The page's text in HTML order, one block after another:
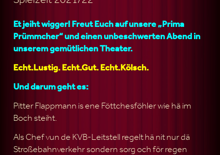
Et jeiht wigger!Freut Euch auf unsere „Prima
Prümmcher“ und einen unbeschwerten Abend in
unserem gemütlichen Theater.
Echt.Lustig. Echt.Gut. Echt.Kölsch.
Und darum geht es:
Pitter Flappmann is ene Föttchesföhler wie hä im
Boch steiht.
Als Chef vun de KVB-Leitstell regelt hä nit nur dä
Stroßebahnverkehr sondern sorg och för regen